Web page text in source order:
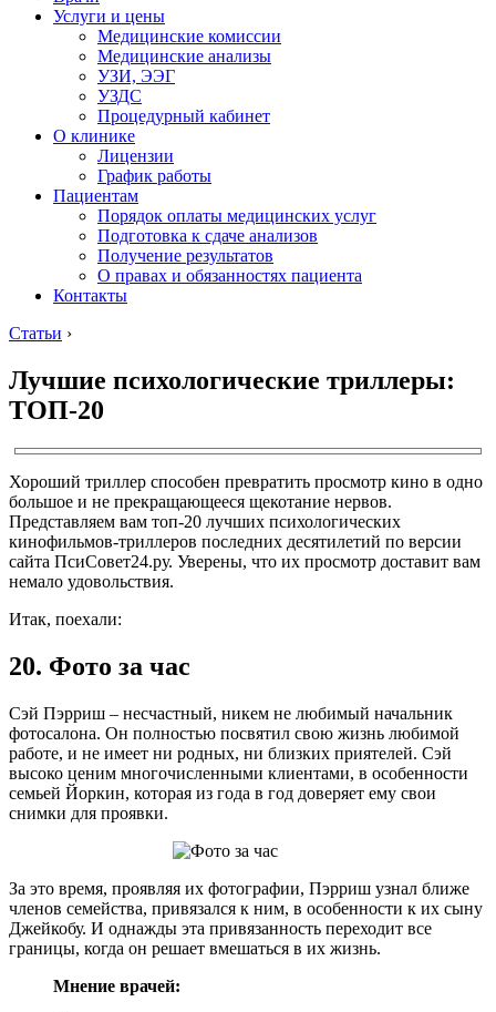
Услуги и цены
Медицинские комиссии
Медицинские анализы
УЗИ, ЭЭГ
УЗДС
Процедурный кабинет
О клинике
Лицензии
График работы
Пациентам
Порядок оплаты медицинских услуг
Подготовка к сдаче анализов
Получение результатов
О правах и обязанностях пациента
Контакты
Статьи ›
Лучшие психологические триллеры:
ТОП-20
Хороший триллер способен превратить просмотр кино в одно
большое и не прекращающееся щекотание нервов.
Представляем вам топ-20 лучших психологических
кинофильмов-триллеров последних десятилетий по версии
сайта ПсиСовет24.ру. Уверены, что их просмотр доставит вам
немало удовольствия.
Итак, поехали:
20. Фото за час
Сэй Пэрриш – несчастный, никем не любимый начальник
фотосалона. Он полностью посвятил свою жизнь любимой
работе, и не имеет ни родных, ни близких приятелей. Сэй
высоко ценим многочисленными клиентами, в особенности
семьей Йоркин, которая из года в год доверяет ему свои
снимки для проявки.
За это время, проявляя их фотографии, Пэрриш узнал ближе
членов семейства, привязался к ним, в особенности к их сыну
Джейкобу. И однажды эта привязанность переходит все
границы, когда он решает вмешаться в их жизнь.
Мнение врачей: